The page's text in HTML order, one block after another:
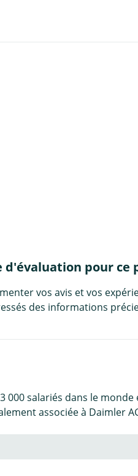
d'évaluation pour ce
vos avis et vos
des informations
salariés dans le
associée à Daimler